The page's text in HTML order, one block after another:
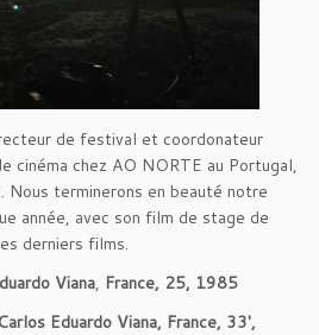
de festival et coordonateur
cinéma chez AO NORTE au Portugal,
Nous terminerons en beauté notre
année, avec son film de stage de
derniers films.
Viana, France, 25, 1985
Eduardo Viana, France, 33′,